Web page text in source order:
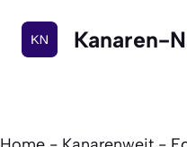
Inhalt
springen
Kanaren-